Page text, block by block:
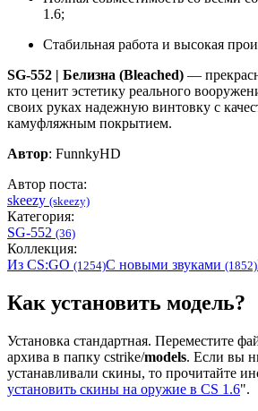
1.6;
Стабильная работа и высокая
SG-552 | Белизна (Bleached) —
кто ценит эстетику реального
своих руках надежную винтовку с
камуфляжным покрытием.
Автор: FunnkyHD
Автор поста:
skeezy (skeezy)
Категория:
SG-552 (36)
Коллекция:
Из CS:GO (1254)С новыми звуками (1852)
Как установить модель?
Установка стандартная. Переместите
архива в папку cstrike/models. Если вы
устанавливали скины, то прочитайте
установить скины на оружие в CS 1.6".